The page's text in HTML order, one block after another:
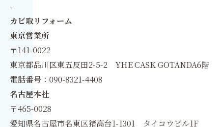
-
カビ取リフォーム
東京営業所
〒141-0022
東京都品川区東五反田2-5-2 YHE CASK GOTANDA6階
電話番号：090-8321-4408
名古屋本社
〒465-0028
愛知県名古屋市名東区猪高台1-1301 タイコウビル1F